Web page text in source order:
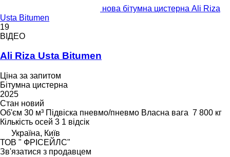
нова бітумна цистерна Ali Riza
Usta Bitumen
19
ВІДЕО
Ali Riza Usta Bitumen
Ціна за запитом
Бітумна цистерна
2025
Стан новий
Об'єм 30 м³ Підвіска пневмо/пневмо Власна вага 7 800 кг
Кількість осей 3 1 відсік
Україна, Київ
ТОВ " ФРІСЕЙЛС"
Зв'язатися з продавцем